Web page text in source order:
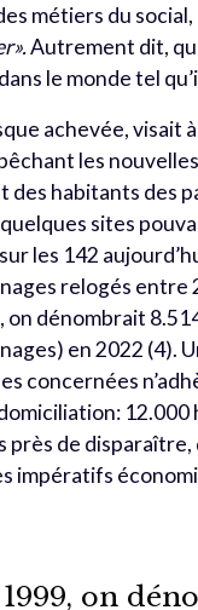
métiers du social
Autrement dit,
le monde tel
achevée,
les
habitants des
sites
les 142
relogés entre
on dénombrait
en 2022
concernées
près de
impératifs
on